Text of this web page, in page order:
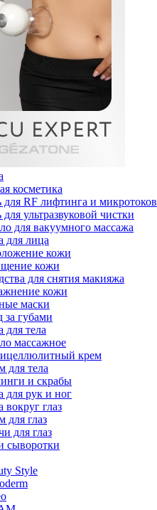
косметика
для RF лифтинга и микротоков
для ультразвуковой чистки
для вакуумного массажа
для лица
кожи
кожи
для снятия макияжа
кожи
маски
за губами
для тела
массажное
крем
для тела
и скрабы
для рук и ног
вокруг глаз
для глаз
для глаз
сыворотки
Style